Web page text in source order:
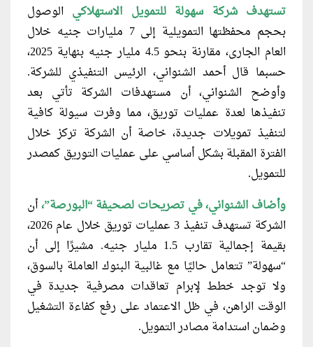
تستهدف شركة سهولة للتمويل الاستهلاكي الوصول
بحجم محفظتها التمويلية إلى 7 مليارات جنيه خلال
العام الجارى، مقارنة بنحو 4.5 مليار جنيه بنهاية 2025،
حسبما قال أحمد الشنواني، الرئيس التنفيذي للشركة.
وأوضح الشنواني، أن مستهدفات الشركة تأتي بعد
تنفيذها لعدة عمليات توريق، مما وفرت سيولة كافية
لتنفيذ تمويلات جديدة، خاصة أن الشركة تركز خلال
الفترة المقبلة بشكل أساسي على عمليات التوريق كمصدر
للتمويل.
وأضاف الشنواني، في تصريحات لصحيفة “البورصة”،أن
الشركة تستهدف تنفيذ 3 عمليات توريق خلال عام 2026،
بقيمة إجمالية تقارب 1.5 مليار جنيه. مشيرًا إلى أن
“سهولة” تتعامل حاليًا مع غالبية البنوك العاملة بالسوق،
ولا توجد خطط لإبرام تعاقدات مصرفية جديدة في
الوقت الراهن، في ظل الاعتماد على رفع كفاءة التشغيل
وضمان استدامة مصادر التمويل.